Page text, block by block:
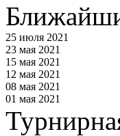
25 июля 2021
23 мая 2021
15 мая 2021
12 мая 2021
08 мая 2021
01 мая 2021